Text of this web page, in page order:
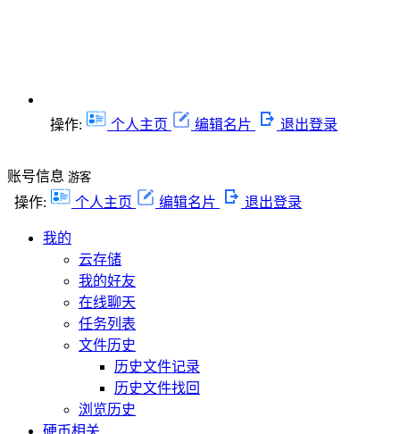
操作: 个人主页 编辑名片 退出登录
账号信息 游客
操作: 个人主页 编辑名片 退出登录
我的
云存储
我的好友
在线聊天
任务列表
文件历史
历史文件记录
历史文件找回
浏览历史
硬币相关